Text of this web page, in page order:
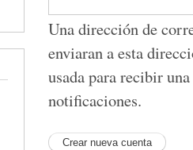
Una dirección de
enviaran a esta
usada para recibir
notificaciones.